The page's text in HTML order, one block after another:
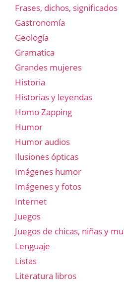
Frases, dichos, significados
Gastronomía
Geología
Gramatica
Grandes mujeres
Historia
Historias y leyendas
Homo Zapping
Humor
Humor audios
Ilusiones ópticas
Imágenes humor
Imágenes y fotos
Internet
Juegos
Juegos de chicas, niñas y
Lenguaje
Listas
Literatura libros